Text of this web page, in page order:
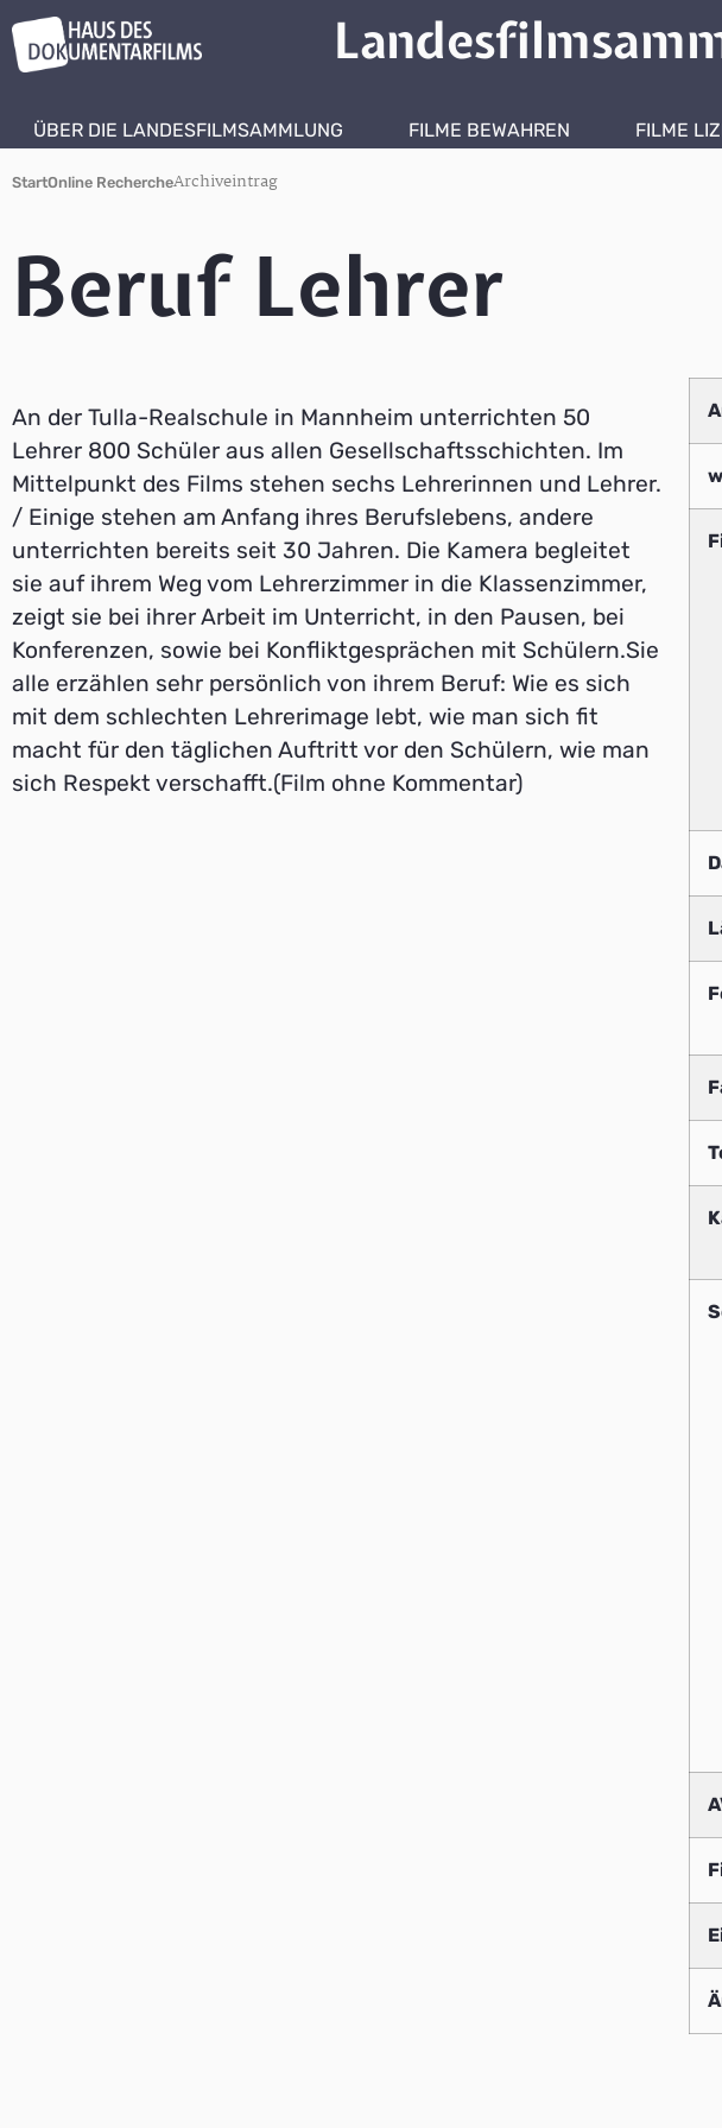
ÜBER DIE LANDESFILMSAMMLUNG FILME BEWAHREN FILME
StartOnline RechercheArchiveintrag
Beruf Lehrer
An der Tulla-Realschule in Mannheim unterrichten 50
Lehrer 800 Schüler aus allen Gesellschaftsschichten. Im
Mittelpunkt des Films stehen sechs Lehrerinnen und Lehrer.
/ Einige stehen am Anfang ihres Berufslebens, andere
unterrichten bereits seit 30 Jahren. Die Kamera begleitet
sie auf ihrem Weg vom Lehrerzimmer in die Klassenzimmer,
zeigt sie bei ihrer Arbeit im Unterricht, in den Pausen, bei
Konferenzen, sowie bei Konfliktgesprächen mit Schülern.Sie
alle erzählen sehr persönlich von ihrem Beruf: Wie es sich
mit dem schlechten Lehrerimage lebt, wie man sich fit
macht für den täglichen Auftritt vor den Schülern, wie man
sich Respekt verschafft.(Film ohne Kommentar)